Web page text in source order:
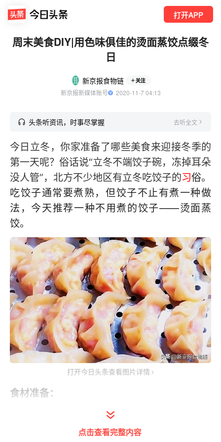
打开APP
周末美食DIY|用色味俱佳的烫面蒸饺点缀冬
日
新京报食物链 关注
新京报新媒体账号
  2020-11-7 04:13
头条听资讯，时事尽掌握 去听全文
今日立冬，你家准备了哪些美食来迎接冬季的
第一天呢？俗话说“立冬不端饺子碗，冻掉耳朵
没人管”，北方不少地区有立冬吃饺子的习俗。
吃饺子通常要煮熟，但饺子不止有煮一种做
法，今天推荐一种不用煮的饺子——烫面蒸
饺。
打开今日头条查看图片详情
食材准备：
“蒸”的区别，而是“烫面”这一步骤。制作烫面
点击查看完整内容